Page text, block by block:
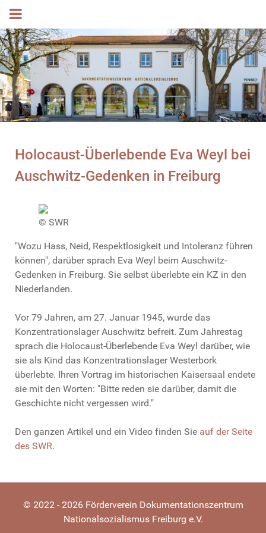
Holocaust-Überlebende Eva Weyl bei
Auschwitz-Gedenken in Freiburg
© SWR
"Wozu Hass, Neid, Respektlosigkeit und Intoleranz führen
können", darüber sprach Eva Weyl beim Auschwitz-
Gedenken in Freiburg. Sie selbst überlebte ein KZ in den
Niederlanden.
Vor 79 Jahren, am 27. Januar 1945, wurde das
Konzentrationslager Auschwitz befreit. Zum Jahrestag
sprach die Holocaust-Überlebende Eva Weyl darüber, wie
sie als Kind das Konzentrationslager Westerbork
überlebte. Ihren Vortrag im historischen Kaisersaal endete
sie mit den Worten: "Bitte reden sie darüber, damit die
Geschichte nicht vergessen wird."
Den ganzen Artikel und ein Video finden Sie auf der Seite
des SWR.
© 2022 - 2026 Förderverein Dokumentationszentrum
Nationalsozialismus Freiburg e.V.